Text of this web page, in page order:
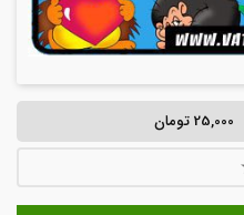
25,000 تومان